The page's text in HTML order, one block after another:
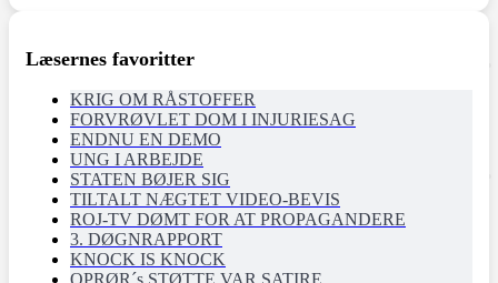
Læsernes favoritter
KRIG OM RÅSTOFFER
FORVRØVLET DOM I INJURIESAG
ENDNU EN DEMO
UNG I ARBEJDE
STATEN BØJER SIG
TILTALT NÆGTET VIDEO-BEVIS
ROJ-TV DØMT FOR AT PROPAGANDERE
3. DØGNRAPPORT
KNOCK IS KNOCK